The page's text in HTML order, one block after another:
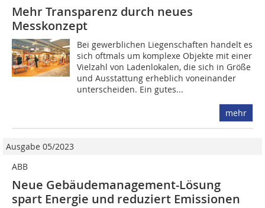
Mehr Transparenz durch neues
Messkonzept
Bei gewerblichen Liegenschaften handelt es
sich oftmals um komplexe Objekte mit einer
Vielzahl von Ladenlokalen, die sich in Größe
und Ausstattung erheblich voneinander
unterscheiden. Ein gutes...
mehr
Ausgabe 05/2023
ABB
Neue Gebäudemanagement-Lösung
spart Energie und reduziert Emissionen